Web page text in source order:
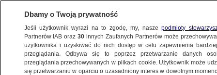
POLSKA
Dbamy o Twoją prywatność
Jeśli użytkownik wyrazi na to zgodę, my, naszepodmioty
Partnerów IAB oraz30 innych Zaufanych Partnerów może
użytkownika i uzyskiwać do nich dostęp w celu zapewnienia
przeglądania. Odbywa się to poprzez przetwarzanie danych
przeglądania przechowywanych w plikach cookie. Użytkownik może
się przetwarzaniu w oparciu o uzasadniony interes w dowolnym